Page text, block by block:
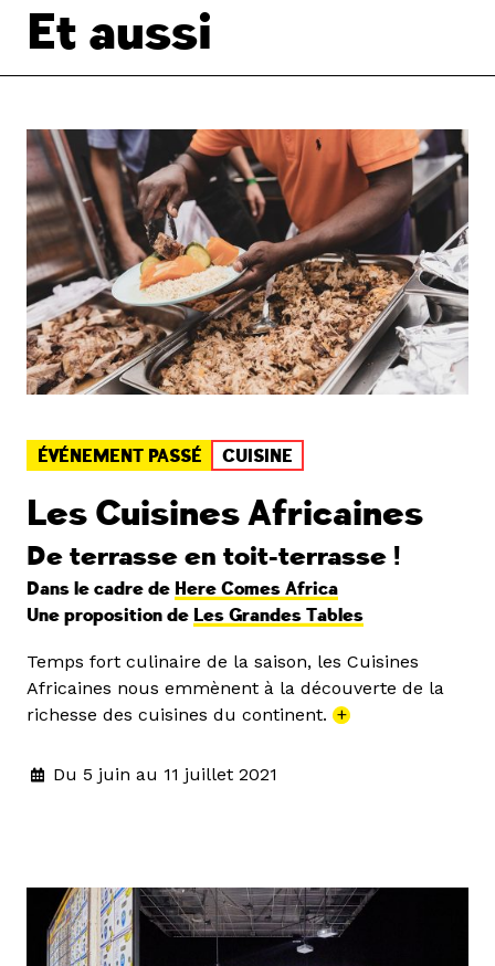
Et aussi
ÉVÉNEMENT PASSÉ CUISINE
Les Cuisines Africaines
De terrasse en toit-terrasse !
Dans le cadre de Here Comes Africa
Une proposition de Les Grandes Tables
Temps fort culinaire de la saison, les Cuisines
Africaines nous emmènent à la découverte de la
richesse des cuisines du continent. +
Du 5 juin au 11 juillet 2021